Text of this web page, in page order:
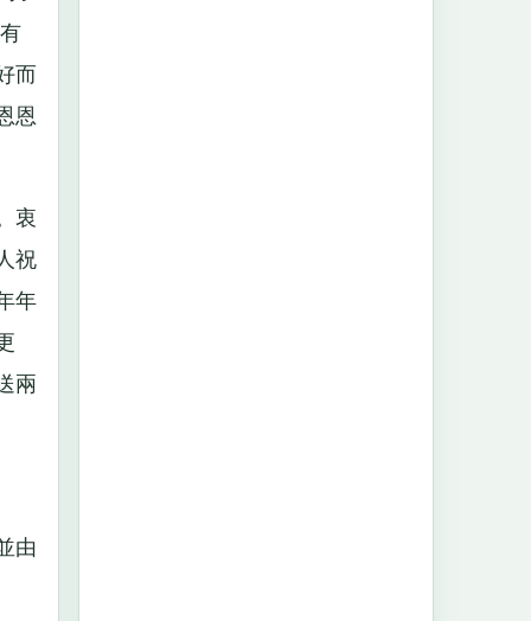
而
恩
衷
祝
年
兩
由